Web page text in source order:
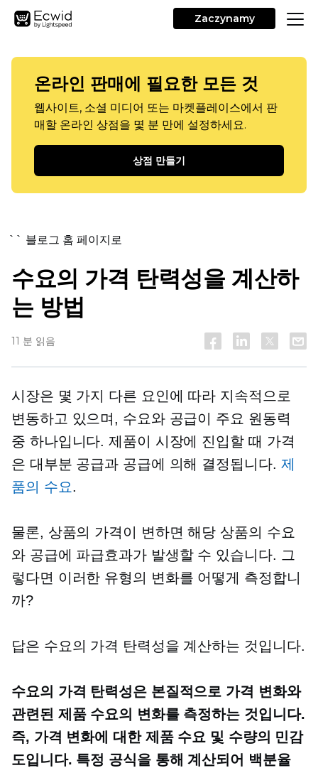
Zaczynamy
온라인 판매에 필요한 모든 것
웹사이트, 소셜 미디어 또는 마켓플레이스에서 판
매할 온라인 상점을 몇 분 만에 설정하세요.
상점 만들기
`` 블로그 홈 페이지로
수요의 가격 탄력성을 계산하
는 방법
11 분 읽음
시장은 몇 가지 다른 요인에 따라 지속적으로
변동하고 있으며, 수요와 공급이 주요 원동력
중 하나입니다. 제품이 시장에 진입할 때 가격
은 대부분 공급과 공급에 의해 결정됩니다. 제
품의 수요.
물론, 상품의 가격이 변하면 해당 상품의 수요
와 공급에 파급효과가 발생할 수 있습니다. 그
렇다면 이러한 유형의 변화를 어떻게 측정합니
까?
답은 수요의 가격 탄력성을 계산하는 것입니다.
수요의 가격 탄력성은 본질적으로 가격 변화와
관련된 제품 수요의 변화를 측정하는 것입니다.
즉, 가격 변화에 대한 제품 수요 및 수량의 민감
도입니다. 특정 공식을 통해 계산되어 백분율